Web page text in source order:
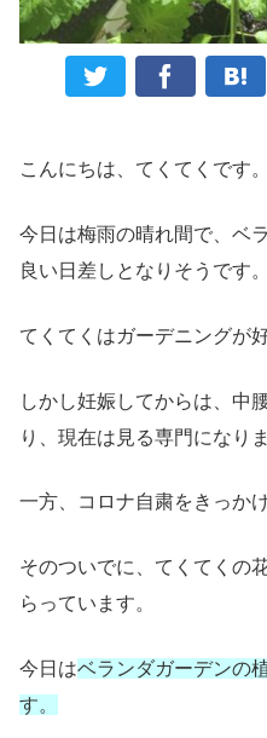
こんにちは、てくてくです。
今日は梅雨の晴れ間で、 ベ
良い日差しとなりそうです。
てくてくはガーデニングが
しかし妊娠してからは、中
り、現在は見る専門になり
一方、コロナ自粛をきっか
そのついでに、てくてくの
らっています。
今日はベランダガーデンの
す。